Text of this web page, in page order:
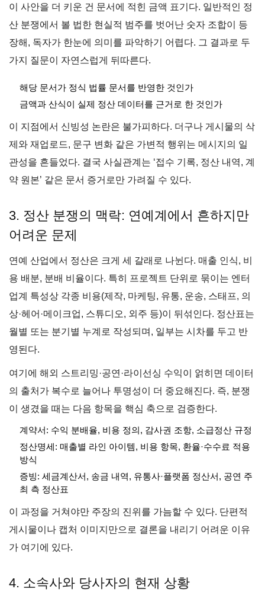
이 사안을 더 키운 건 문서에 적힌 금액 표기다. 일반적인 정
산 분쟁에서 볼 법한 현실적 범주를 벗어난 숫자 조합이 등
장해, 독자가 한눈에 의미를 파악하기 어렵다. 그 결과로 두
가지 질문이 자연스럽게 뒤따른다.
해당 문서가 정식 법률 문서를 반영한 것인가
금액과 산식이 실제 정산 데이터를 근거로 한 것인가
이 지점에서 신빙성 논란은 불가피하다. 더구나 게시물의 삭
제와 재업로드, 문구 변화 같은 가변적 행위는 메시지의 일
관성을 흔들었다. 결국 사실관계는 ‘접수 기록, 정산 내역, 계
약 원본’ 같은 문서 증거로만 가려질 수 있다.
3. 정산 분쟁의 맥락: 연예계에서 흔하지만
어려운 문제
연예 산업에서 정산은 크게 세 갈래로 나뉜다. 매출 인식, 비
용 배분, 분배 비율이다. 특히 프로젝트 단위로 묶이는 엔터
업계 특성상 각종 비용(제작, 마케팅, 유통, 운송, 스태프, 의
상·헤어·메이크업, 스튜디오, 외주 등)이 뒤섞인다. 정산표는
월별 또는 분기별 누계로 작성되며, 일부는 시차를 두고 반
영된다.
여기에 해외 스트리밍·공연·라이선싱 수익이 얽히면 데이터
의 출처가 복수로 늘어나 투명성이 더 중요해진다. 즉, 분쟁
이 생겼을 때는 다음 항목을 핵심 축으로 검증한다.
계약서: 수익 분배율, 비용 정의, 감사권 조항, 소급정산 규정
정산명세: 매출별 라인 아이템, 비용 항목, 환율·수수료 적용
방식
증빙: 세금계산서, 송금 내역, 유통사·플랫폼 정산서, 공연 주
최 측 정산표
이 과정을 거쳐야만 주장의 진위를 가늠할 수 있다. 단편적
게시물이나 캡처 이미지만으로 결론을 내리기 어려운 이유
가 여기에 있다.
4. 소속사와 당사자의 현재 상황